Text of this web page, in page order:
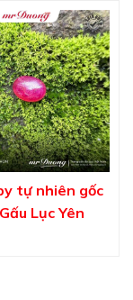
tự nhiên gốc
Lục Yên